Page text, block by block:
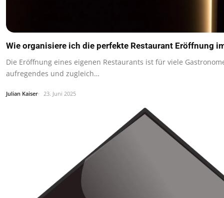
Wie organisiere ich die perfekte Restaurant Eröffnung
Die Eröffnung eines eigenen Restaurants ist für viele
aufregendes und zugleich…
Julian Kaiser 23. Juni 2025